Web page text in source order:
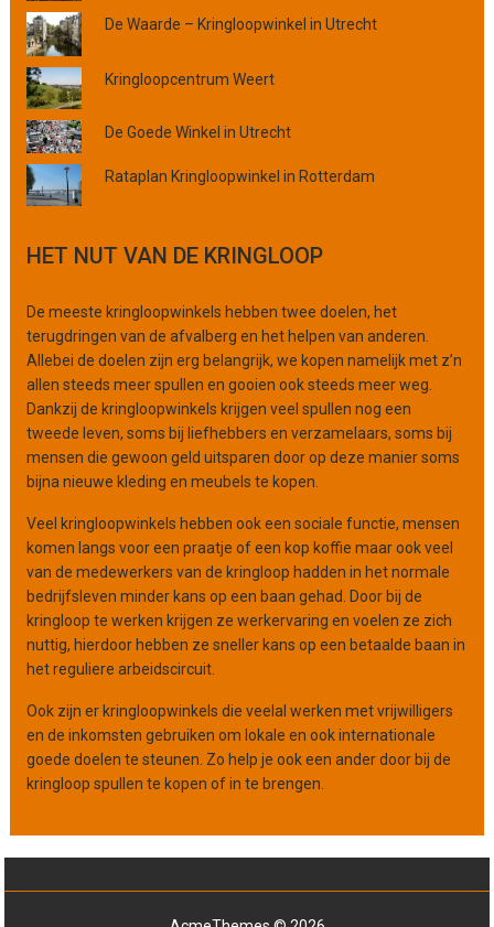
i
n
c
i
e
o
f
o
a
i
s
a
t
i
e
De Waarde – Kringloopwinkel in Utrecht
Kringloopcentrum Weert
De Goede Winkel in Utrecht
Rataplan Kringloopwinkel in Rotterdam
HET NUT VAN DE KRINGLOOP
De meeste kringloopwinkels hebben twee doelen, het
terugdringen van de afvalberg en het helpen van anderen.
Allebei de doelen zijn erg belangrijk, we kopen namelijk met z’n
allen steeds meer spullen en gooien ook steeds meer weg.
Dankzij de kringloopwinkels krijgen veel spullen nog een
tweede leven, soms bij liefhebbers en verzamelaars, soms bij
mensen die gewoon geld uitsparen door op deze manier soms
bijna nieuwe kleding en meubels te kopen.
Veel kringloopwinkels hebben ook een sociale functie, mensen
komen langs voor een praatje of een kop koffie maar ook veel
van de medewerkers van de kringloop hadden in het normale
bedrijfsleven minder kans op een baan gehad. Door bij de
kringloop te werken krijgen ze werkervaring en voelen ze zich
nuttig, hierdoor hebben ze sneller kans op een betaalde baan in
het reguliere arbeidscircuit.
Ook zijn er kringloopwinkels die veelal werken met vrijwilligers
en de inkomsten gebruiken om lokale en ook internationale
goede doelen te steunen. Zo help je ook een ander door bij de
kringloop spullen te kopen of in te brengen.